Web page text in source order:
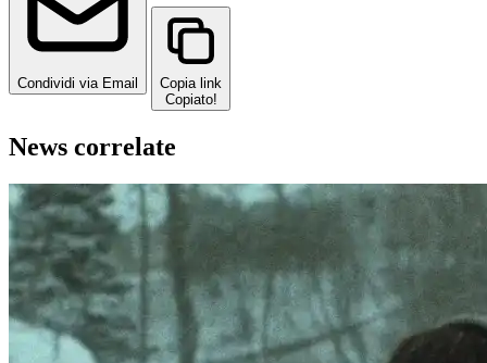
Condividi via Email
Copia link
Copiato!
News correlate